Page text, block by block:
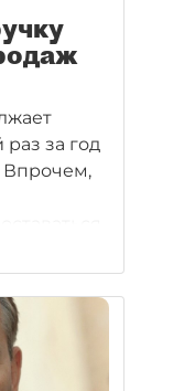
раз за год
Впрочем,